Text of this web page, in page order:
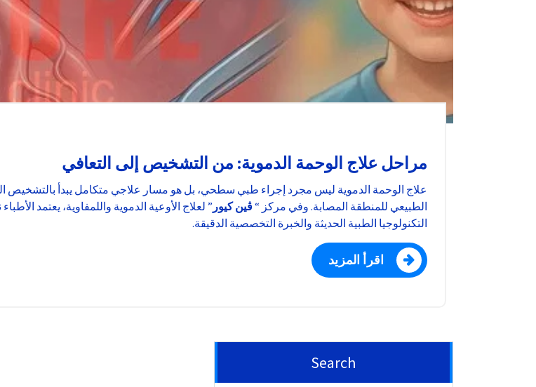
مراحل علاج الوحمة الدموية: من التشخيص إلى التعافي
علاج الوحمة الدموية ليس مجرد إجراء طبي سطحي، بل هو مسار علاجي متكامل يبدأ بالتشخيص
الطبيعي للمنطقة المصابة. وفي مركز “ڤين كيور ” لعلاج الأوعية الدموية واللمفاوية، يعتمد
التكنولوجيا الطبية الحديثة والخبرة التخصصية الدقيقة.
اقرأ المزيد
Search